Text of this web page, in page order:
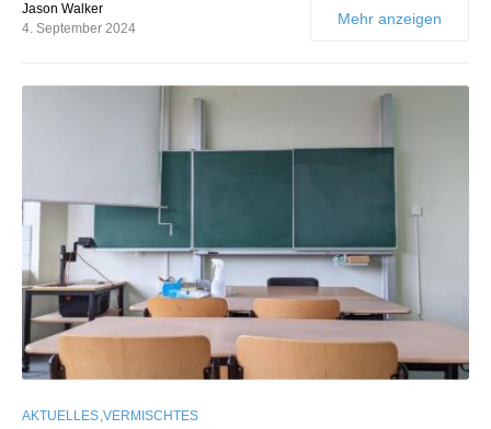
Jason Walker
4. September 2024
Mehr anzeigen
AKTUELLES VERMISCHTES